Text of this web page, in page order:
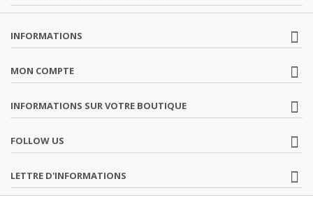
INFORMATIONS
MON COMPTE
INFORMATIONS SUR VOTRE BOUTIQUE
FOLLOW US
LETTRE D'INFORMATIONS